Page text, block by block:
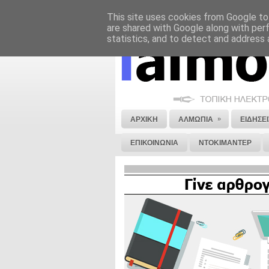
ΝΟΜΙΚΗ ΣΗΜΕΙΩΣΗ ΔΙΑΦΗΜΙΣΗ
ΑΡΧΙΚΗ ΑΛΜΩΠΙΑ »
ΕΠΙΚΟΙΝΩΝΙΑ ΝΤΟΚΙΜΑΝΤΕΡ
This site uses cookies from Google
are shared with Google along with
statistics, and to detect and address